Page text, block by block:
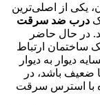
یکی از اصلی‌ترین
درب ضد سرقت
در حال حاضر
ساختمان ارتباط
دیوار به دیوار
ضعیف باشد، در
با استرس سرقت